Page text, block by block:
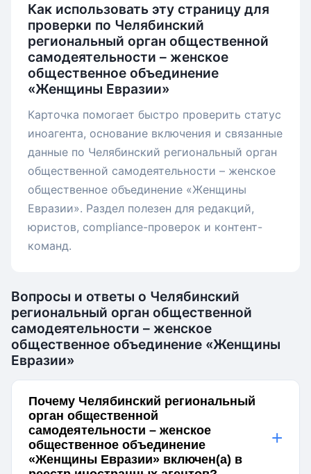
Как использовать эту страницу для
проверки по Челябинский
региональный орган общественной
самодеятельности – женское
общественное объединение
«Женщины Евразии»
Карточка помогает быстро проверить статус
иноагента, основание включения и связанные
данные по Челябинский региональный орган
общественной самодеятельности – женское
общественное объединение «Женщины
Евразии». Раздел полезен для редакций,
юристов, compliance-проверок и контент-
команд.
Вопросы и ответы о Челябинский
региональный орган общественной
самодеятельности – женское
общественное объединение «Женщины
Евразии»
Почему Челябинский региональный
орган общественной
самодеятельности – женское
общественное объединение
«Женщины Евразии» включен(а) в
+